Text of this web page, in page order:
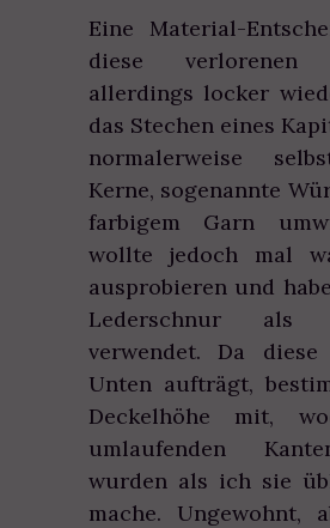
Eine Material-
diese verlorenen
allerdings locker
das Stechen eines
normalerweise
Kerne, sogenannte
farbigem Garn
wollte jedoch mal
ausprobieren und
Lederschnur als
verwendet. Da
Unten aufträgt,
Deckelhöhe mit,
umlaufenden
wurden als ich sie
mache. Ungewohnt,